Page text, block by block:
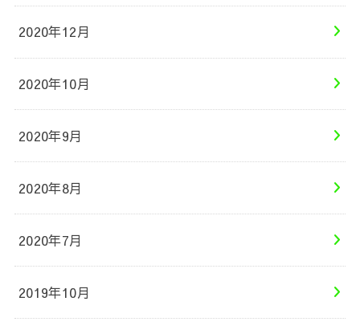
2020年12月
2020年10月
2020年9月
2020年8月
2020年7月
2019年10月